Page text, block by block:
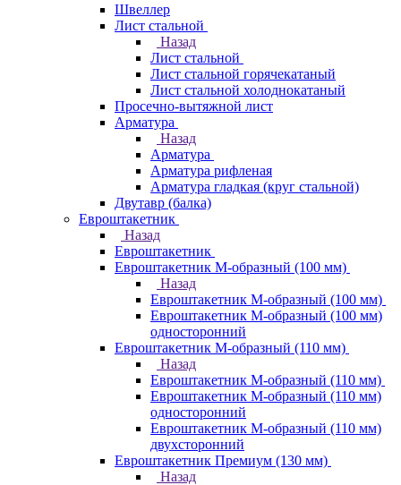
Швеллер
Лист стальной
Назад
Лист стальной
Лист стальной горячекатаный
Лист стальной холоднокатаный
Просечно-вытяжной лист
Арматура
Назад
Арматура
Арматура рифленая
Арматура гладкая (круг стальной)
Двутавр (балка)
Евроштакетник
Назад
Евроштакетник
Евроштакетник М-образный (100 мм)
Назад
Евроштакетник М-образный (100 мм)
Евроштакетник М-образный (100 мм)
односторонний
Евроштакетник М-образный (110 мм)
Назад
Евроштакетник М-образный (110 мм)
Евроштакетник М-образный (110 мм)
односторонний
Евроштакетник М-образный (110 мм)
двухсторонний
Евроштакетник Премиум (130 мм)
Назад